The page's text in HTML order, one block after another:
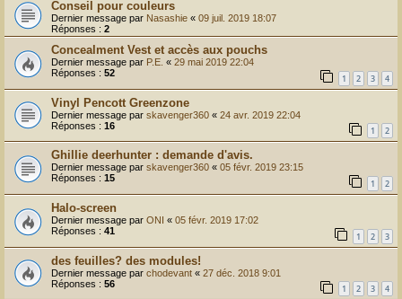
Conseil pour couleurs
Dernier message par Nasashie « 09 juil. 2019 18:07
Réponses : 2
Concealment Vest et accès aux pouchs
Dernier message par P.E. « 29 mai 2019 22:04
Réponses : 52 1 2 3 4
Vinyl Pencott Greenzone
Dernier message par skavenger360 « 24 avr. 2019 22:04
Réponses : 16 1 2
Ghillie deerhunter : demande d'avis.
Dernier message par skavenger360 « 05 févr. 2019 23:15
Réponses : 15 1 2
Halo-screen
Dernier message par ONI « 05 févr. 2019 17:02
Réponses : 41 1 2 3
des feuilles? des modules!
Dernier message par chodevant « 27 déc. 2018 9:01
Réponses : 56 1 2 3 4